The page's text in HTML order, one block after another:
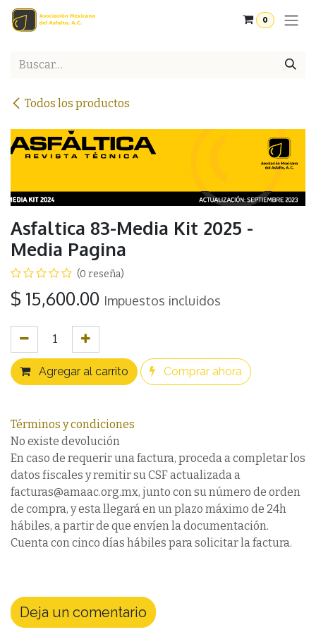
Ir al contenido
0
Todos los productos
Asfaltica 83-Media Kit 2025 -
Media Pagina
(0 reseña)
$ 15,600.00 Impuestos incluidos
Agregar al carrito Comprar ahora
Términos y condiciones
No existe devolución
En caso de requerir una factura, proceda a completar los
datos fiscales y remitir su CSF actualizada a
facturas@amaac.org.mx, junto con su número de orden
de compra, y esta llegará en un plazo máximo de 24h
hábiles, a partir de que envíen la documentación.
Cuenta con cinco días hábiles para solicitar la factura.
Deja un comentario